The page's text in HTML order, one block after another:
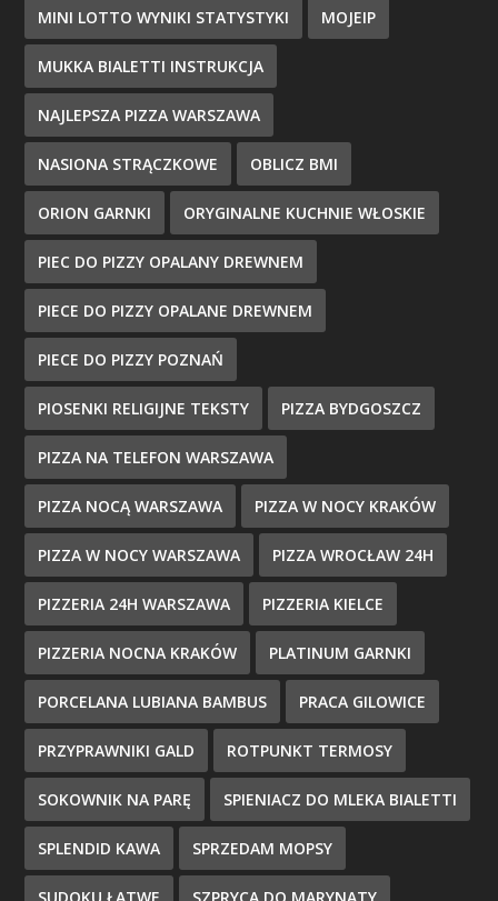
MINI LOTTO WYNIKI STATYSTYKI MOJEIP
MUKKA BIALETTI INSTRUKCJA
NAJLEPSZA PIZZA WARSZAWA
NASIONA STRĄCZKOWE OBLICZ BMI
ORION GARNKI ORYGINALNE KUCHNIE WŁOSKIE
PIEC DO PIZZY OPALANY DREWNEM
PIECE DO PIZZY OPALANE DREWNEM
PIECE DO PIZZY POZNAŃ
PIOSENKI RELIGIJNE TEKSTY PIZZA BYDGOSZCZ
PIZZA NA TELEFON WARSZAWA
PIZZA NOCĄ WARSZAWA PIZZA W NOCY KRAKÓW
PIZZA W NOCY WARSZAWA PIZZA WROCŁAW 24H
PIZZERIA 24H WARSZAWA PIZZERIA KIELCE
PIZZERIA NOCNA KRAKÓW PLATINUM GARNKI
PORCELANA LUBIANA BAMBUS PRACA GILOWICE
PRZYPRAWNIKI GALD ROTPUNKT TERMOSY
SOKOWNIK NA PARĘ SPIENIACZ DO MLEKA BIALETTI
SPLENDID KAWA SPRZEDAM MOPSY
SUDOKU ŁATWE SZPRYCA DO MARYNATY